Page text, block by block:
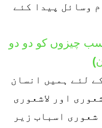
وسائل پیدا کئے
چیزوں کو دو دو
لئے ہمیں انسان
اور لاشعوری
اسباب زیر